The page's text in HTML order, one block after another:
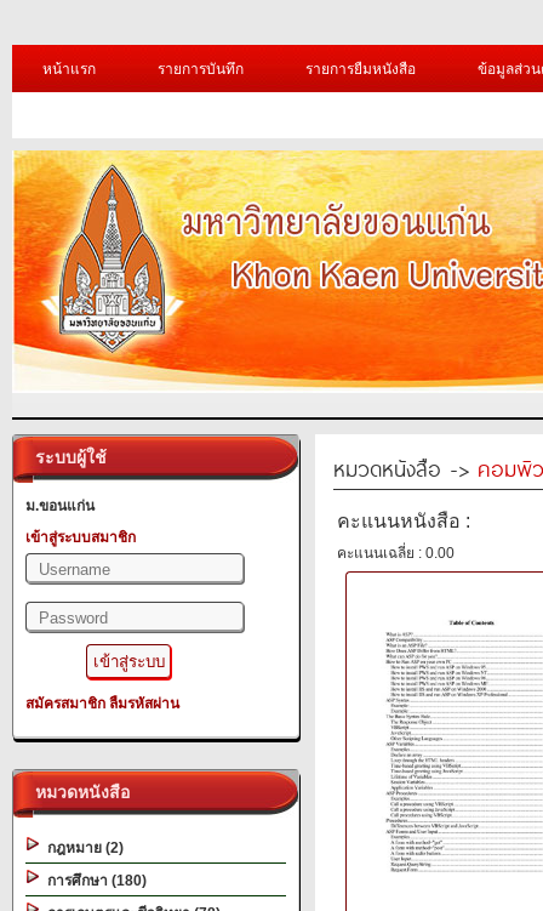
หน้าแรก รายการบันทึก รายการยืมหนังสือ ข้อมูลส่ว
ระบบผู้ใช้
ม.ขอนแก่น
เข้าสู่ระบบสมาชิก
สมัครสมาชิก ลืมรหัสผ่าน
หมวดหนังสือ
กฎหมาย (2)
การศึกษา (180)
หมวดหนังสือ -> คอมพิ
คะแนนหนังสือ :
คะแนนเฉลี่ย : 0.00